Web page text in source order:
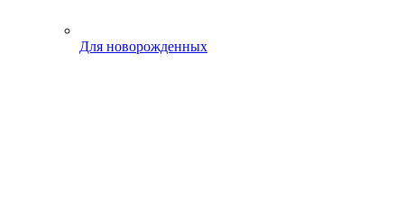
Для новорожденных